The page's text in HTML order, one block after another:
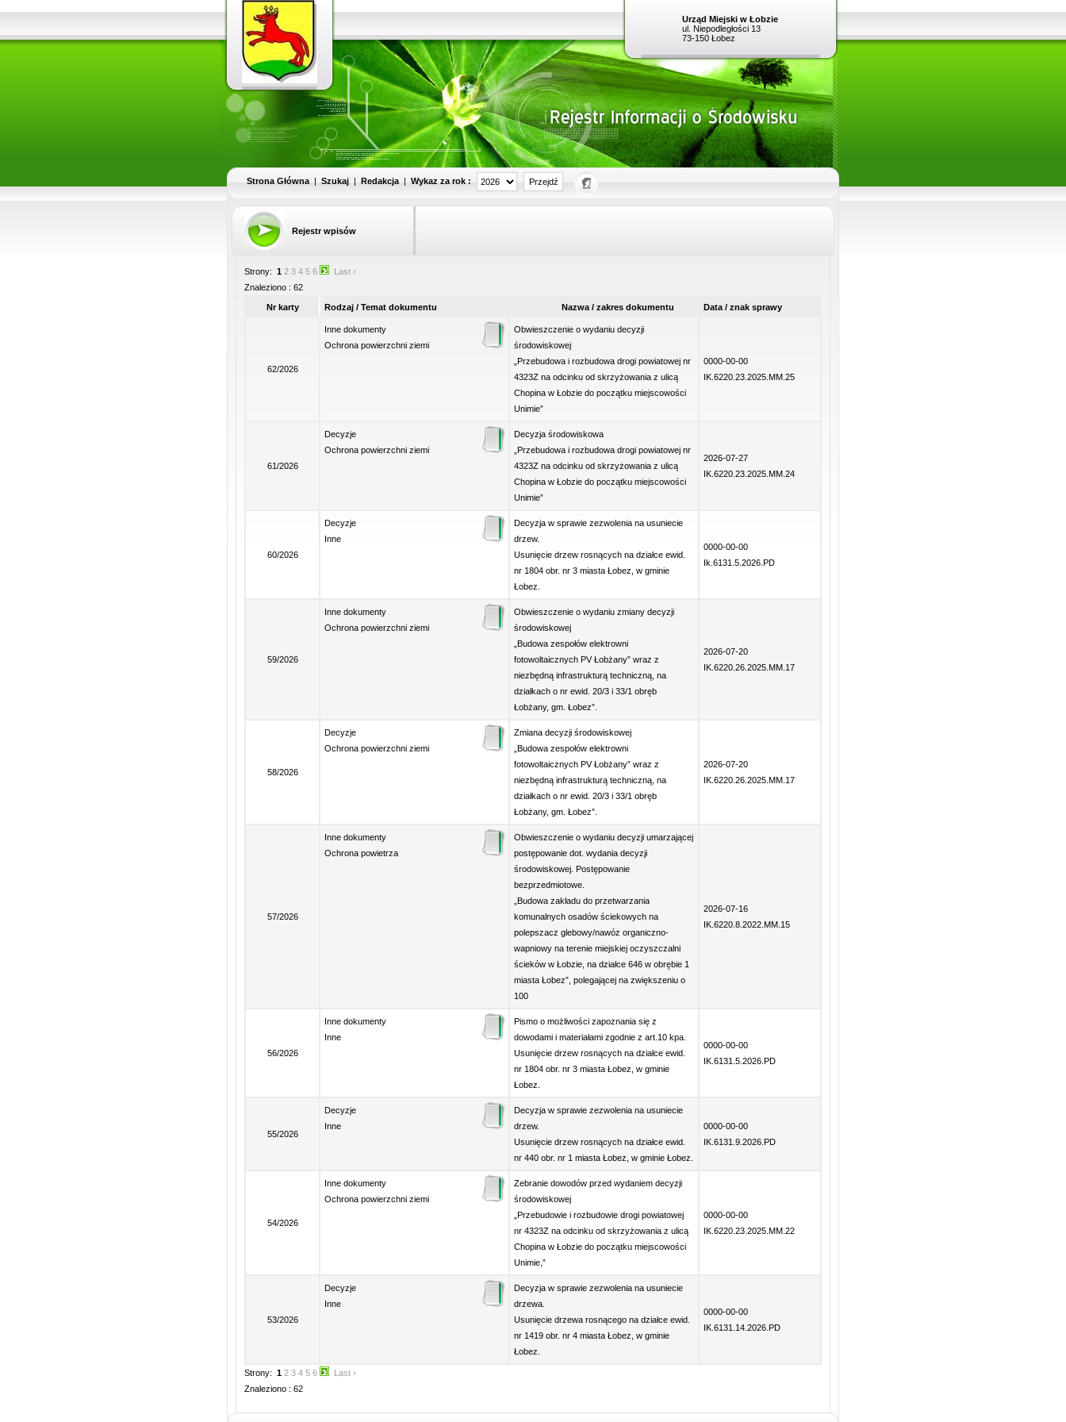
Urząd Miejski w Łobzie
ul. Niepodległości 13
73-150 Łobez
Strona Główna | Szukaj | Redakcja | Wykaz za rok :
Rejestr wpisów
Strony: 1 2 3 4 5 6
Last ›
Znaleziono : 62
Nr karty Rodzaj / Temat dokumentu Nazwa / zakres dokumentu Data / znak sprawy
62/2026
Inne dokumenty
Ochrona powierzchni ziemi
Obwieszczenie o wydaniu decyzji
środowiskowej
„Przebudowa i rozbudowa drogi powiatowej nr
4323Z na odcinku od skrzyżowania z ulicą
Chopina w Łobzie do początku miejscowości
Unimie”
0000-00-00
IK.6220.23.2025.MM.25
61/2026
Decyzje
Ochrona powierzchni ziemi
Decyzja środowiskowa
„Przebudowa i rozbudowa drogi powiatowej nr
4323Z na odcinku od skrzyżowania z ulicą
Chopina w Łobzie do początku miejscowości
Unimie”
2026-07-27
IK.6220.23.2025.MM.24
60/2026
Decyzje
Inne
Decyzja w sprawie zezwolenia na usuniecie
drzew.
Usunięcie drzew rosnących na działce ewid.
nr 1804 obr. nr 3 miasta Łobez, w gminie
Łobez.
0000-00-00
Ik.6131.5.2026.PD
59/2026
Inne dokumenty
Ochrona powierzchni ziemi
Obwieszczenie o wydaniu zmiany decyzji
środowiskowej
„Budowa zespołów elektrowni
fotowoltaicznych PV Łobżany” wraz z
niezbędną infrastrukturą techniczną, na
działkach o nr ewid. 20/3 i 33/1 obręb
Łobżany, gm. Łobez”.
2026-07-20
IK.6220.26.2025.MM.17
58/2026
Decyzje
Ochrona powierzchni ziemi
Zmiana decyzji środowiskowej
„Budowa zespołów elektrowni
fotowoltaicznych PV Łobżany” wraz z
niezbędną infrastrukturą techniczną, na
działkach o nr ewid. 20/3 i 33/1 obręb
Łobżany, gm. Łobez”.
2026-07-20
IK.6220.26.2025.MM.17
57/2026
Inne dokumenty
Ochrona powietrza
Obwieszczenie o wydaniu decyzji umarzającej
postępowanie dot. wydania decyzji
środowiskowej. Postępowanie
bezprzedmiotowe.
„Budowa zakładu do przetwarzania
komunalnych osadów ściekowych na
polepszacz glebowy/nawóz organiczno-
wapniowy na terenie miejskiej oczyszczalni
ścieków w Łobzie, na działce 646 w obrębie 1
miasta Łobez”, polegającej na zwiększeniu o
100
2026-07-16
IK.6220.8.2022.MM.15
56/2026
Inne dokumenty
Inne
Pismo o możliwości zapoznania się z
dowodami i materiałami zgodnie z art.10 kpa.
Usunięcie drzew rosnących na działce ewid.
nr 1804 obr. nr 3 miasta Łobez, w gminie
Łobez.
0000-00-00
IK.6131.5.2026.PD
55/2026
Decyzje
Inne
Decyzja w sprawie zezwolenia na usuniecie
drzew.
Usunięcie drzew rosnących na działce ewid.
nr 440 obr. nr 1 miasta Łobez, w gminie Łobez.
0000-00-00
IK.6131.9.2026.PD
54/2026
Inne dokumenty
Ochrona powierzchni ziemi
Zebranie dowodów przed wydaniem decyzji
środowiskowej
„Przebudowie i rozbudowie drogi powiatowej
nr 4323Z na odcinku od skrzyżowania z ulicą
Chopina w Łobzie do początku miejscowości
Unimie,”
0000-00-00
IK.6220.23.2025.MM.22
53/2026
Decyzje
Inne
Decyzja w sprawie zezwolenia na usuniecie
drzewa.
Usunięcie drzewa rosnącego na działce ewid.
nr 1419 obr. nr 4 miasta Łobez, w gminie
Łobez.
0000-00-00
IK.6131.14.2026.PD
Strony: 1 2 3 4 5 6
Last ›
Znaleziono : 62